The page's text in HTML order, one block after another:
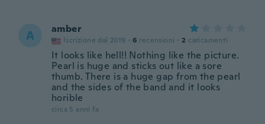
A amber
Iscrizione dal 2019 · 6 recensioni · 2 caricamenti
It looks like hell!! Nothing like the picture.
Pearl is huge and sticks out like a sore
thumb. There is a huge gap from the pearl
and the sides of the band and it looks
horible
circa 5 anni fa